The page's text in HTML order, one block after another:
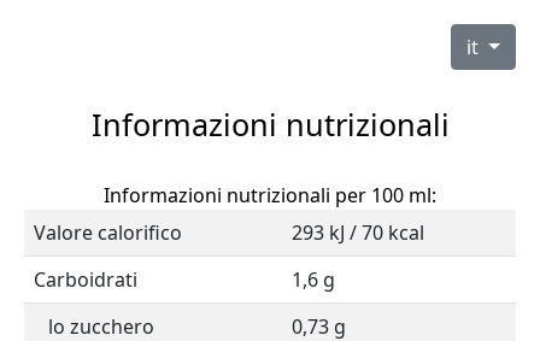
it
Informazioni nutrizionali
Informazioni nutrizionali per 100 ml:
Valore calorifico
293 kJ / 70 kcal
Carboidrati
1,6 g
lo zucchero
0,73 g